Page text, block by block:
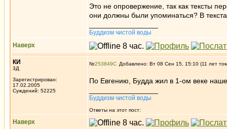
Это не опровержение, так как тексты
они должны были упоминаться? В
Буддизм чистой воды
Наверх
КИ
3Д
Зарегистрирован:
17.02.2005
Суждений: 52225
№253849 Добавлено: Вт 08 Сен 15, 15:10 (11 лет
По Евгению, Будда жил в 1-ом веке
Буддизм чистой воды
Ответы на этот пост:
Наверх